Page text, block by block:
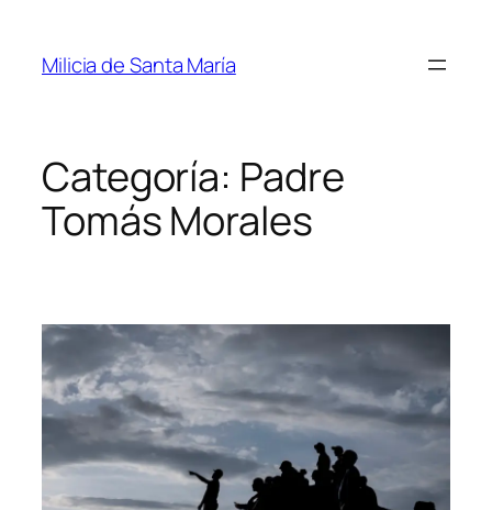
contenido
Milicia de Santa María
Categoría: Padre
Tomás Morales